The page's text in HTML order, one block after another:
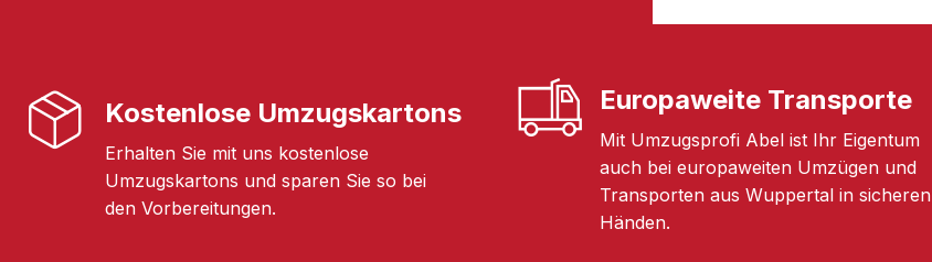
Kostenlose Umzugskartons
Erhalten Sie mit uns kostenlose
Umzugskartons und sparen Sie so bei
den Vorbereitungen.
Europaweite Transporte
Mit Umzugsprofi Abel ist Ihr Eigentum
auch bei europaweiten Umzügen und
Transporten aus Wuppertal in sicheren
Händen.